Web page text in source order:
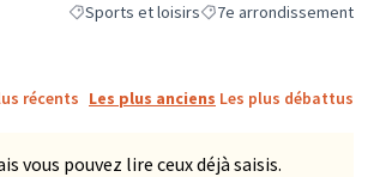
Filtrer les résultats de la catégorie : Sports et
Sports et loisirsFiltrer les résultats pour la
7e arrondissement
récents Les plus anciens Les plus débattus
vous pouvez lire ceux déjà saisis.